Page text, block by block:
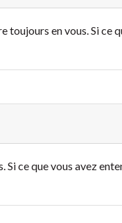
en vous. Si ce
ce que vous avez